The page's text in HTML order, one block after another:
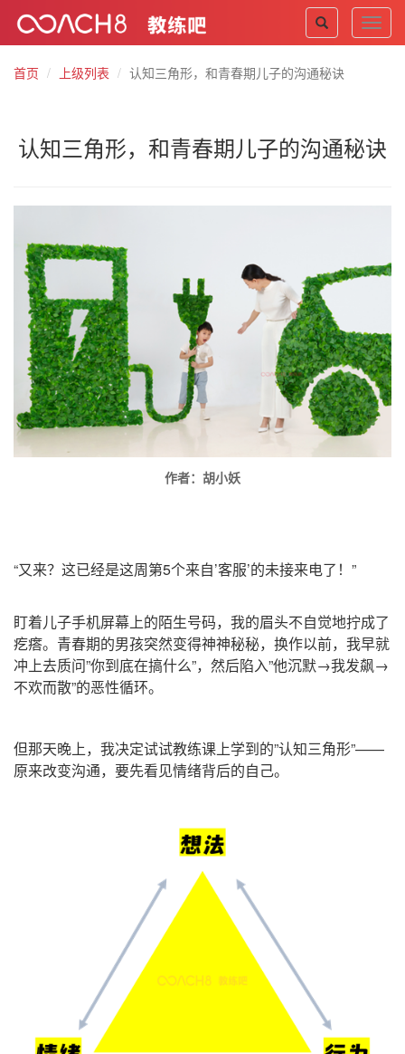
首页
上级列表 认知三角形，和青春期儿子的沟通秘诀
认知三角形，和青春期儿子的沟通秘诀
作者：胡小妖
“又来？这已经是这周第5个来自’客服’的未接来电了！”
盯着儿子手机屏幕上的陌生号码，我的眉头不自觉地拧成了
疙瘩。青春期的男孩突然变得神神秘秘，换作以前，我早就
冲上去质问”你到底在搞什么”，然后陷入”他沉默→我发飙→
不欢而散”的恶性循环。
但那天晚上，我决定试试教练课上学到的”认知三角形”——
原来改变沟通，要先看见情绪背后的自己。